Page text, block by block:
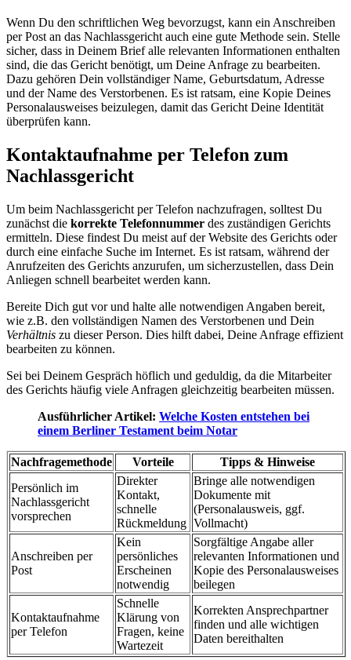
Wenn Du den schriftlichen Weg bevorzugst, kann ein Anschreiben
per Post an das Nachlassgericht auch eine gute Methode sein. Stelle
sicher, dass in Deinem Brief alle relevanten Informationen enthalten
sind, die das Gericht benötigt, um Deine Anfrage zu bearbeiten.
Dazu gehören Dein vollständiger Name, Geburtsdatum, Adresse
und der Name des Verstorbenen. Es ist ratsam, eine Kopie Deines
Personalausweises beizulegen, damit das Gericht Deine Identität
überprüfen kann.
Kontaktaufnahme per Telefon zum
Nachlassgericht
Um beim Nachlassgericht per Telefon nachzufragen, solltest Du
zunächst die korrekte Telefonnummer des zuständigen Gerichts
ermitteln. Diese findest Du meist auf der Website des Gerichts oder
durch eine einfache Suche im Internet. Es ist ratsam, während der
Anrufzeiten des Gerichts anzurufen, um sicherzustellen, dass Dein
Anliegen schnell bearbeitet werden kann.
Bereite Dich gut vor und halte alle notwendigen Angaben bereit,
wie z.B. den vollständigen Namen des Verstorbenen und Dein
Verhältnis zu dieser Person. Dies hilft dabei, Deine Anfrage effizient
bearbeiten zu können.
Sei bei Deinem Gespräch höflich und geduldig, da die Mitarbeiter
des Gerichts häufig viele Anfragen gleichzeitig bearbeiten müssen.
Ausführlicher Artikel: Welche Kosten entstehen bei
einem Berliner Testament beim Notar
Nachfragemethode Vorteile
Tipps & Hinweise
Persönlich im
Nachlassgericht
vorsprechen
Direkter
Kontakt,
schnelle
Rückmeldung
Bringe alle notwendigen
Dokumente mit
(Personalausweis, ggf.
Vollmacht)
Anschreiben per
Post
Kein
persönliches
Erscheinen
notwendig
Sorgfältige Angabe aller
relevanten Informationen und
Kopie des Personalausweises
beilegen
Kontaktaufnahme
per Telefon
Schnelle
Klärung von
Fragen, keine
Wartezeit
Korrekten Ansprechpartner
finden und alle wichtigen
Daten bereithalten